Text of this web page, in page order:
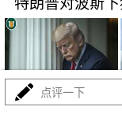
特朗普对波斯
点评一下